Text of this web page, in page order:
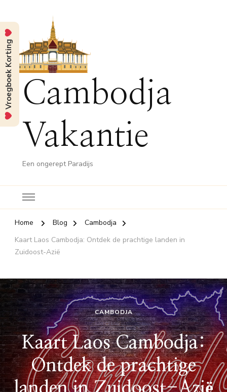
Cambodja
Vakantie
Een ongerept Paradijs
Home Blog
Cambodja
Kaart Laos Cambodja: Ontdek de prachtige landen in
Zuidoost-Azië
CAMBODJA
Kaart Laos Cambodja:
Ontdek de prachtige
landen in Zuidoost-Azië
Vroegboek Korting